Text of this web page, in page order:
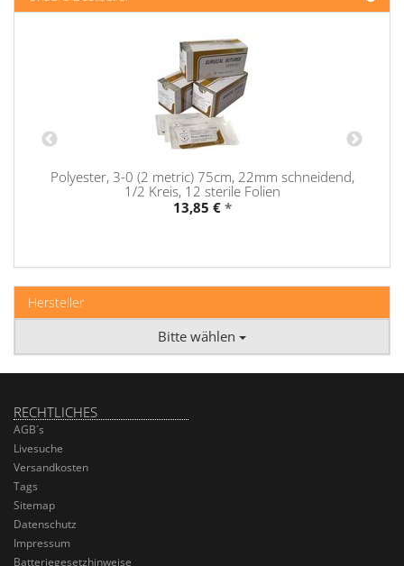
Polyester, 3-0 (2 metric) 75cm, 22mm schneidend,
1/2 Kreis, 12 sterile Folien
13,85 € *
Hersteller
Bitte wählen
RECHTLICHES
AGB´s
Livesuche
Versandkosten
Tags
Sitemap
Datenschutz
Impressum
Batteriegesetzhinweise